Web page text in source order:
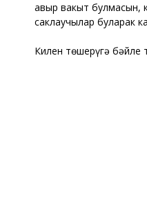
авыр вакыт булмасын,
саклаучылар буларак
Килен төшерүгә бәйле